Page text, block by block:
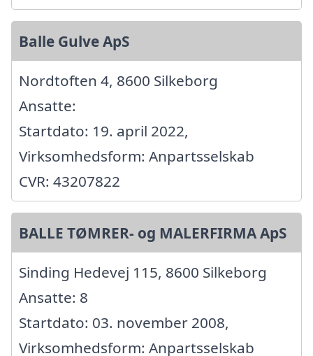
Balle Gulve ApS
Nordtoften 4, 8600 Silkeborg
Ansatte:
Startdato: 19. april 2022,
Virksomhedsform: Anpartsselskab
CVR: 43207822
BALLE TØMRER- og MALERFIRMA ApS
Sinding Hedevej 115, 8600 Silkeborg
Ansatte: 8
Startdato: 03. november 2008,
Virksomhedsform: Anpartsselskab